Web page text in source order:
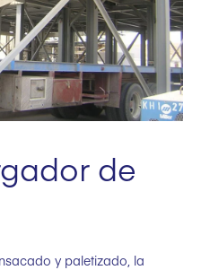
de
y paletizado, la